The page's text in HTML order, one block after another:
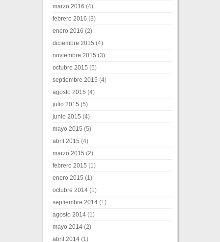
marzo 2016 (4)
febrero 2016 (3)
enero 2016 (2)
diciembre 2015 (4)
noviembre 2015 (3)
octubre 2015 (5)
septiembre 2015 (4)
agosto 2015 (4)
julio 2015 (5)
junio 2015 (4)
mayo 2015 (5)
abril 2015 (4)
marzo 2015 (2)
febrero 2015 (1)
enero 2015 (1)
octubre 2014 (1)
septiembre 2014 (1)
agosto 2014 (1)
mayo 2014 (2)
abril 2014 (1)